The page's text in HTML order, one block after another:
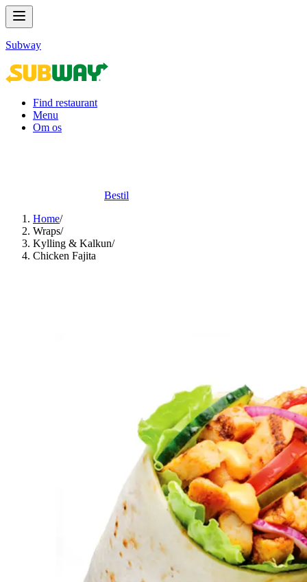
Subway
Find restaurant
Menu
Om os
Bestil
Home/
Wraps​​​​‌ ‍ ​‍​‍‌‍ ‌ ​‍‌‍‍‌‌‍‌ ‌‍‍‌‌‍ ‍​‍​‍​ ‍‍​‍​‍‌ ​ ‌‍​‌‌‍ ‍‌‍‍‌‌ ‌​‌ ‍‌​‍ ‍‌‍‍‌‌‍ ​‍​‍​‍ ​​‍​‍‌‍‍​‌ ​‍‌‍‌‌‌‍‌‍​‍​‍​ ‍‍​‍​‍‌‍‍​‌ ‌​‌ ‌​‌ ​​‌ ​ ​ ‍‍​‍ ​‍ ‌‍ ‍‌‍ ‌ ​‍‌‍‌​‌‍‍‌‌‍​ ​‍ ‌‌‍​‍‌‍‍‌‌ ‌​‌‍‌‌‌ ​ ​‍ ‌‌‍‌ ‌ ​‍‌‍ ‌ ‌‌‌ ​​​‍ ‌‌ ​ ‌ ‌​‌ ‌‌‌‍‌​‌‍‍‌‌‍ ​‍ ‍‌ ‌‍‌‍‌‌‌ ​‍‌‍​ ‌‍‌‌‌‍ ​​‍ ‍‌‍​‌‌ ​​‌ ​​​‍ ‌‍‍‌‌‍ ‍‌ ‌​‌‍‌‌‌‍ ‍‌ ‌​​‍ ‌‍‌‌‌‍‌​‌‍‍‌‌ ‌​​‍ ‌‍ ‌‌‍ ‌‍‌​‌‍‌‌​ ‌‌ ​​‌ ​‍‌‍‌‌‌ ​ ‌‍‌‌‌‍ ‍‌ ‌​‌‍​‌‌ ‌​‌‍‍‌‌‍ ‌‍ ‍​ ‍ ‌‍‍‌‌‍‌​​ ‌‌‍​‌‌‍‌‌‌‍‌‌​ ​‍‌‍​ ​ ​‌​ ​‍​ ‍​​‍ ‌‌‍‌‍‌‍​ ‌‍‌‌‌‍‌​​‍ ‌​ ‌​​ ​‍​ ​‍​ ‍‌​‍ ‌‌‍​‍​ ‌‍​ ‌‌‌‍​‌​‍ ‌‌‍​ ‌‍​ ‌‍​‌​ ​‌‌‍​‌​ ‌‌‌‍‌‌​ ​​​ ‌‌‌‍​‌‌‍‌​​ ​‌​ ‍ ‌ ‌​‌ ‍‌‌ ​​‌‍‌‌​ ‌‌‍​ ‌‍​‌‌ ‌​‌‍‌‌‌‍‌ ‌‍ ‌ ​‍‌ ‍‌​ ‍ ‌ ​​‌‍​‌‌ ‌​‌‍‍​​ ‌‌‍ ‍‌‍​‌‌‍ ‌‌‍‌‌​‍‌‌​ ‌‌‌​​‍‌‌ ‌‍‍ ‌‍‌‌‌ ‍‌​‍‌‌​ ​ ‌​‌​​‍‌‌​ ​ ‌​‌​​‍‌‌​ ​‍​ ​‍‌‍‌​‌‍​‌​‍‌‌​ ​‍​ ​‍​‍‌‌​ ‌‌‌​‌​​‍ ‍‌ ‌‍‌‍​‌‌‍ ​‌ ‌‌‌‍‌‌​ ‌‍​‍‌‍​‌‌ ​ ‌‍‌‌‌‌‌‌‌ ​‍‌‍ ​​ ‌‌‍‍​‌ ‌​‌ ‌​‌ ​​‌ ​ ​‍‌‌​ ​ ‌​​‌​‍‌‌​ ​‍‌​‌‍​‍‌‌​ ​‍‌​‌‍‌‍ ‍‌‍ ‌ ​‍‌‍‌​‌‍‍‌‌‍​ ​‍ ‌‌‍​‍‌‍‍‌‌ ‌​‌‍‌‌‌ ​ ​‍ ‌‌‍‌ ‌ ​‍‌‍ ‌ ‌‌‌ ​​​‍ ‌‌ ​ ‌ ‌​‌ ‌‌‌‍‌​‌‍‍‌‌‍ ​‍ ‍‌ ‌‍‌‍‌‌‌ ​‍‌‍​ ‌‍‌‌‌‍ ​​‍ ‍‌‍​‌‌ ​​‌ ​​​‍‌‍‌‍‍‌‌‍‌​​ ‌‌‍​‌‌‍‌‌‌‍‌‌​ ​‍‌‍​ ​ ​‌​ ​‍​ ‍​​‍ ‌‌‍‌‍‌‍​ ‌‍‌‌‌‍‌​​‍ ‌​ ‌​​ ​‍​ ​‍​ ‍‌​‍ ‌‌‍​‍​ ‌‍​ ‌‌‌‍​‌​‍ ‌‌‍​ ‌‍​ ‌‍​‌​ ​‌‌‍​‌​ ‌‌‌‍‌‌​ ​​​ ‌‌‌‍​‌‌‍‌​​ ​‌​‍‌‍‌ ‌​‌ ‍‌‌ ​​‌‍‌‌​ ‌‌‍​ ‌‍​‌‌ ‌​‌‍‌‌‌‍‌ ‌‍ ‌ ​‍‌ ‍‌​‍‌‍‌ ​​‌‍​‌‌ ‌​‌‍‍​​ ‌‌‍ ‍‌‍​‌‌‍ ‌‌‍‌‌​‍‌‌​ ‌‌‌​​‍‌‌ ‌‍‍ ‌‍‌‌‌ ‍‌​‍‌‌​ ​ ‌​‌​​‍‌‌​ ​ ‌​‌​​‍‌‌​ ​‍​ ​‍‌‍‌​‌‍​‌​‍‌‌​ ​‍​ ​‍​‍‌‌​ ‌‌‌​‌​​‍ ‍‌ ‌‍‌‍​‌‌‍ ​‌ ‌‌‌‍‌‌​‍‌‍‌ ​​‌‍‌‌‌ ​‍‌ ​ ‌ ​​‌‍‌‌‌‍​ ‌ ‌​‌‍‍‌‌ ‌‍‌‍‌‌​ ‌‌ ​​‌ ‌‌‌‍​‍‌‍ ​‌‍‍‌‌ ​ ‌‍‍​‌‍‌‌‌‍‌​​‍​‍‌ ‌/
Kylling & Kalkun​​​​‌ ‍ ​‍​‍‌‍ ‌ ​‍‌‍‍‌‌‍‌ ‌‍‍‌‌‍ ‍​‍​‍​ ‍‍​‍​‍‌ ​ ‌‍​‌‌‍ ‍‌‍‍‌‌ ‌​‌ ‍‌​‍ ‍‌‍‍‌‌‍ ​‍​‍​‍ ​​‍​‍‌‍‍​‌ ​‍‌‍‌‌‌‍‌‍​‍​‍​ ‍‍​‍​‍‌‍‍​‌ ‌​‌ ‌​‌ ​​‌ ​ ​ ‍‍​‍ ​‍ ‌‍ ‍‌‍ ‌ ​‍‌‍‌​‌‍‍‌‌‍​ ​‍ ‌‌‍​‍‌‍‍‌‌ ‌​‌‍‌‌‌ ​ ​‍ ‌‌‍‌ ‌ ​‍‌‍ ‌ ‌‌‌ ​​​‍ ‌‌ ​ ‌ ‌​‌ ‌‌‌‍‌​‌‍‍‌‌‍ ​‍ ‍‌ ‌‍‌‍‌‌‌ ​‍‌‍​ ‌‍‌‌‌‍ ​​‍ ‍‌‍​‌‌ ​​‌ ​​​‍ ‌‍‍‌‌‍ ‍‌ ‌​‌‍‌‌‌‍ ‍‌ ‌​​‍ ‌‍‌‌‌‍‌​‌‍‍‌‌ ‌​​‍ ‌‍ ‌‌‍ ‌‍‌​‌‍‌‌​ ‌‌ ​​‌ ​‍‌‍‌‌‌ ​ ‌‍‌‌‌‍ ‍‌ ‌​‌‍​‌‌ ‌​‌‍‍‌‌‍ ‌‍ ‍​ ‍ ‌‍‍‌‌‍‌​​ ‌‌‍‌‌​ ‍‌​ ‌‍‌‍​ ‌‍‌‌‌‍​ ‌‍​‍‌‍​ ​‍ ‌​ ​‌​ ‌‌‌‍‌​​ ‌‍​‍ ‌​ ‌​​ ‍‌‌‍​‍‌‍‌‍​‍ ‌‌‍​‍‌‍‌‌​ ‌‍‌‍‌‌​‍ ‌​ ‌ ‌‍​‌‌‍‌‌​ ‌ ‌‍‌‌‌‍​‌​ ​‌‌‍‌‌‌‍​ ​ ​‍‌‍​‍‌‍​‍​ ‍ ‌ ‌​‌ ‍‌‌ ​​‌‍‌‌​ ‌‌ ​ ‌ ‌‌‌‍​‍‌‍​ ‌‍​‌‌ ‌​‌‍‌‌‌‍‌ ‌‍ ‌ ​‍‌ ‍‌​ ‍ ‌ ​​‌‍​‌‌ ‌​‌‍‍​​ ‌‌‍ ‍‌‍​‌‌‍ ‌‌‍‌‌​‍‌‌​ ‌‌‌​​‍‌‌ ‌‍‍ ‌‍‌‌‌ ‍‌​‍‌‌​ ​ ‌​‌​​‍‌‌​ ​ ‌​‌​​‍‌‌​ ​‍​ ​‍‌‍‌​‌‍​‌​‍‌‌​ ​‍​ ​‍​‍‌‌​ ‌‌‌​‌​​‍ ‍‌ ‌‍‌‍​‌‌‍ ​‌ ‌‌‌‍‌‌​ ‌‍​‍‌‍​‌‌ ​ ‌‍‌‌‌‌‌‌‌ ​‍‌‍ ​​ ‌‌‍‍​‌ ‌​‌ ‌​‌ ​​‌ ​ ​‍‌‌​ ​ ‌​​‌​‍‌‌​ ​‍‌​‌‍​‍‌‌​ ​‍‌​‌‍‌‍ ‍‌‍ ‌ ​‍‌‍‌​‌‍‍‌‌‍​ ​‍ ‌‌‍​‍‌‍‍‌‌ ‌​‌‍‌‌‌ ​ ​‍ ‌‌‍‌ ‌ ​‍‌‍ ‌ ‌‌‌ ​​​‍ ‌‌ ​ ‌ ‌​‌ ‌‌‌‍‌​‌‍‍‌‌‍ ​‍ ‍‌ ‌‍‌‍‌‌‌ ​‍‌‍​ ‌‍‌‌‌‍ ​​‍ ‍‌‍​‌‌ ​​‌ ​​​‍‌‍‌‍‍‌‌‍‌​​ ‌‌‍‌‌​ ‍‌​ ‌‍‌‍​ ‌‍‌‌‌‍​ ‌‍​‍‌‍​ ​‍ ‌​ ​‌​ ‌‌‌‍‌​​ ‌‍​‍ ‌​ ‌​​ ‍‌‌‍​‍‌‍‌‍​‍ ‌‌‍​‍‌‍‌‌​ ‌‍‌‍‌‌​‍ ‌​ ‌ ‌‍​‌‌‍‌‌​ ‌ ‌‍‌‌‌‍​‌​ ​‌‌‍‌‌‌‍​ ​ ​‍‌‍​‍‌‍​‍​‍‌‍‌ ‌​‌ ‍‌‌ ​​‌‍‌‌​ ‌‌ ​ ‌ ‌‌‌‍​‍‌‍​ ‌‍​‌‌ ‌​‌‍‌‌‌‍‌ ‌‍ ‌ ​‍‌ ‍‌​‍‌‍‌ ​​‌‍​‌‌ ‌​‌‍‍​​ ‌‌‍ ‍‌‍​‌‌‍ ‌‌‍‌‌​‍‌‌​ ‌‌‌​​‍‌‌ ‌‍‍ ‌‍‌‌‌ ‍‌​‍‌‌​ ​ ‌​‌​​‍‌‌​ ​ ‌​‌​​‍‌‌​ ​‍​ ​‍‌‍‌​‌‍​‌​‍‌‌​ ​‍​ ​‍​‍‌‌​ ‌‌‌​‌​​‍ ‍‌ ‌‍‌‍​‌‌‍ ​‌ ‌‌‌‍‌‌​‍‌‍‌ ​​‌‍‌‌‌ ​‍‌ ​ ‌ ​​‌‍‌‌‌‍​ ‌ ‌​‌‍‍‌‌ ‌‍‌‍‌‌​ ‌‌ ​​‌ ‌‌‌‍​‍‌‍ ​‌‍‍‌‌ ​ ‌‍‍​‌‍‌‌‌‍‌​​‍​‍‌ ‌/
Chicken Fajita​​​​‌ ‍ ​‍​‍‌‍ ‌ ​‍‌‍‍‌‌‍‌ ‌‍‍‌‌‍ ‍​‍​‍​ ‍‍​‍​‍‌ ​ ‌‍​‌‌‍ ‍‌‍‍‌‌ ‌​‌ ‍‌​‍ ‍‌‍‍‌‌‍ ​‍​‍​‍ ​​‍​‍‌‍‍​‌ ​‍‌‍‌‌‌‍‌‍​‍​‍​ ‍‍​‍​‍‌‍‍​‌ ‌​‌ ‌​‌ ​​‌ ​ ​ ‍‍​‍ ​‍ ‌‍ ‍‌‍ ‌ ​‍‌‍‌​‌‍‍‌‌‍​ ​‍ ‌‌‍​‍‌‍‍‌‌ ‌​‌‍‌‌‌ ​ ​‍ ‌‌‍‌ ‌ ​‍‌‍ ‌ ‌‌‌ ​​​‍ ‌‌ ​ ‌ ‌​‌ ‌‌‌‍‌​‌‍‍‌‌‍ ​‍ ‍‌ ‌‍‌‍‌‌‌ ​‍‌‍​ ‌‍‌‌‌‍ ​​‍ ‍‌‍​‌‌ ​​‌ ​​​‍ ‌‍‍‌‌‍ ‍‌ ‌​‌‍‌‌‌‍ ‍‌ ‌​​‍ ‌‍‌‌‌‍‌​‌‍‍‌‌ ‌​​‍ ‌‍ ‌‌‍ ‌‍‌​‌‍‌‌​ ‌‌ ​​‌ ​‍‌‍‌‌‌ ​ ‌‍‌‌‌‍ ‍‌ ‌​‌‍​‌‌ ‌​‌‍‍‌‌‍ ‌‍ ‍​ ‍ ‌‍‍‌‌‍‌​​ ‌​ ​ ‌‍‌​​ ‍​‌‍‌‌​ ‌ ‌‍​‌​ ‌‌‌‍‌​​‍ ‌​ ‌‌‌‍‌​​ ‌‍​ ‌‌​‍ ‌​ ‌​​ ‌‍​ ​ ​ ‍​​‍ ‌​ ‍​‌‍​‌‌‍​‍​ ​‌​‍ ‌​ ‌‌​ ‌​​ ‌​‌‍​‌‌‍​‌‌‍​‌​ ‌​​ ‍​​ ‌ ​ ‍​​ ‌‍​ ​‍​ ‍ ‌ ‌​‌ ‍‌‌ ​​‌‍‌‌​ ‌‌ ​​‌ ​‍‌‍ ‌‍‌​‌ ‌‌‌‍​ ‌ ‌​​ ‍ ‌ ​​‌‍​‌‌ ‌​‌‍‍​​ ‌‌‍ ‍‌‍​‌‌‍ ‌‌‍‌‌​‍‌‌​ ‌‌‌​​‍‌‌ ‌‍‍ ‌‍‌‌‌ ‍‌​‍‌‌​ ​ ‌​‌​​‍‌‌​ ​ ‌​‌​​‍‌‌​ ​‍​ ​‍‌‍‌​‌‍​‌​‍‌‌​ ​‍​ ​‍​‍‌‌​ ‌‌‌​‌​​‍ ‍‌ ‌‍‌‍​‌‌‍ ​‌ ‌‌‌‍‌‌​ ‌‍​‍‌‍​‌‌ ​ ‌‍‌‌‌‌‌‌‌ ​‍‌‍ ​​ ‌‌‍‍​‌ ‌​‌ ‌​‌ ​​‌ ​ ​‍‌‌​ ​ ‌​​‌​‍‌‌​ ​‍‌​‌‍​‍‌‌​ ​‍‌​‌‍‌‍ ‍‌‍ ‌ ​‍‌‍‌​‌‍‍‌‌‍​ ​‍ ‌‌‍​‍‌‍‍‌‌ ‌​‌‍‌‌‌ ​ ​‍ ‌‌‍‌ ‌ ​‍‌‍ ‌ ‌‌‌ ​​​‍ ‌‌ ​ ‌ ‌​‌ ‌‌‌‍‌​‌‍‍‌‌‍ ​‍ ‍‌ ‌‍‌‍‌‌‌ ​‍‌‍​ ‌‍‌‌‌‍ ​​‍ ‍‌‍​‌‌ ​​‌ ​​​‍‌‍‌‍‍‌‌‍‌​​ ‌​ ​ ‌‍‌​​ ‍​‌‍‌‌​ ‌ ‌‍​‌​ ‌‌‌‍‌​​‍ ‌​ ‌‌‌‍‌​​ ‌‍​ ‌‌​‍ ‌​ ‌​​ ‌‍​ ​ ​ ‍​​‍ ‌​ ‍​‌‍​‌‌‍​‍​ ​‌​‍ ‌​ ‌‌​ ‌​​ ‌​‌‍​‌‌‍​‌‌‍​‌​ ‌​​ ‍​​ ‌ ​ ‍​​ ‌‍​ ​‍​‍‌‍‌ ‌​‌ ‍‌‌ ​​‌‍‌‌​ ‌‌ ​​‌ ​‍‌‍ ‌‍‌​‌ ‌‌‌‍​ ‌ ‌​​‍‌‍‌ ​​‌‍​‌‌ ‌​‌‍‍​​ ‌‌‍ ‍‌‍​‌‌‍ ‌‌‍‌‌​‍‌‌​ ‌‌‌​​‍‌‌ ‌‍‍ ‌‍‌‌‌ ‍‌​‍‌‌​ ​ ‌​‌​​‍‌‌​ ​ ‌​‌​​‍‌‌​ ​‍​ ​‍‌‍‌​‌‍​‌​‍‌‌​ ​‍​ ​‍​‍‌‌​ ‌‌‌​‌​​‍ ‍‌ ‌‍‌‍​‌‌‍ ​‌ ‌‌‌‍‌‌​‍‌‍‌ ​​‌‍‌‌‌ ​‍‌ ​ ‌ ​​‌‍‌‌‌‍​ ‌ ‌​‌‍‍‌‌ ‌‍‌‍‌‌​ ‌‌ ​​‌ ‌‌‌‍​‍‌‍ ​‌‍‍‌‌ ​ ‌‍‍​‌‍‌‌‌‍‌​​‍​‍‌ ‌